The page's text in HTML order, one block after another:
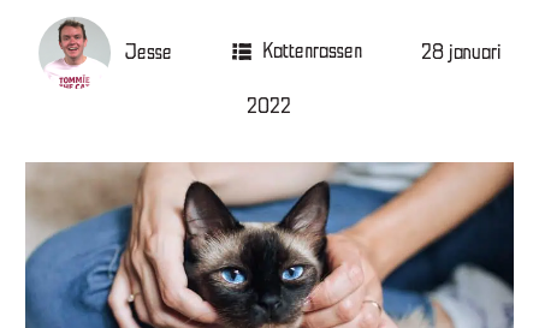
Jesse Kattenrassen 28 januari
2022